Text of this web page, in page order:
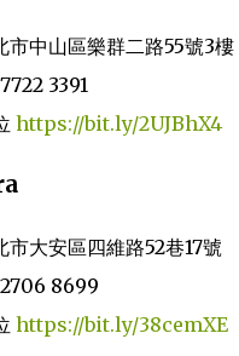
市中山區樂群二路55號3樓
3391
https://bit.ly/2UJBhX4
市大安區四維路52巷17號
8699
https://bit.ly/38cemXE